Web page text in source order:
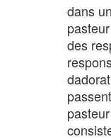
dans
des